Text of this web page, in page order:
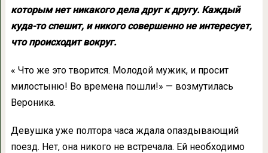
которым нет никакого дела друг к другу. Каждый
куда-то спешит, и никого совершенно не интересует,
что происходит вокруг.
« Что же это творится. Молодой мужик, и просит
милостыню! Во времена пошли!» — возмутилась
Вероника.
Девушка уже полтора часа ждала опаздывающий
поезд. Нет, она никого не встречала. Ей необходимо